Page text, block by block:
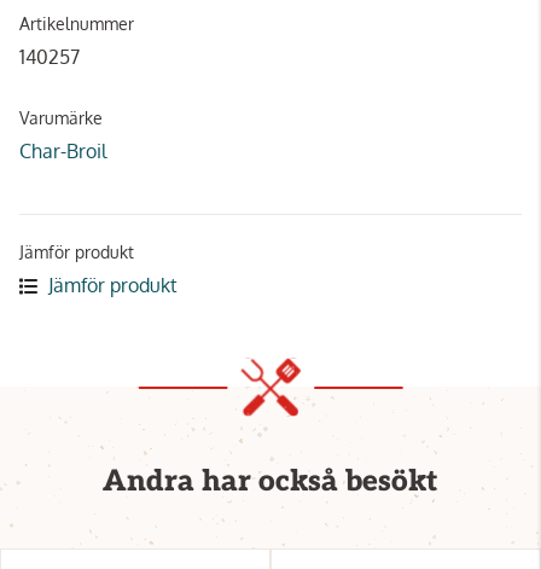
Artikelnummer
140257
Varumärke
Char-Broil
Jämför produkt
Jämför produkt
Andra har också besökt